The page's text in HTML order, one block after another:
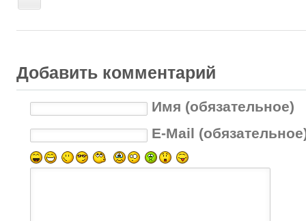
Добавить комментарий
Имя (обязательное)
E-Mail